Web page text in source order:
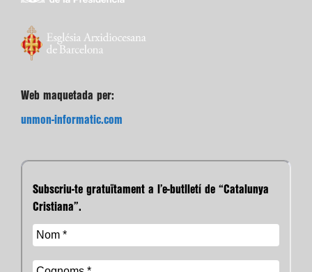
Web maquetada per:
unmon-informatic.com
Subscriu-te gratuïtament a l’e-butlletí de “Catalunya
Cristiana”.